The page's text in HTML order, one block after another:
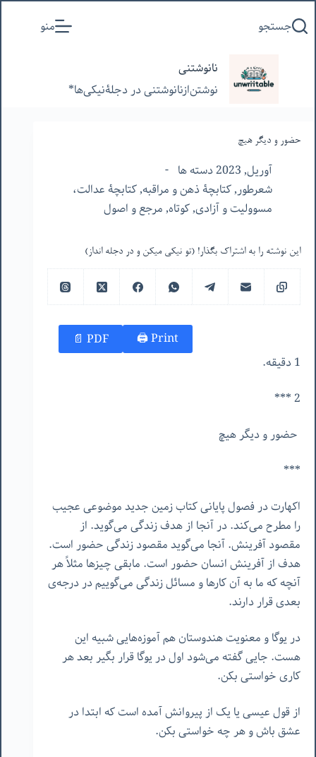
به
جستجو منو
نانوشتنی
نوشتن‌از‌نانوشتنی‌ در‌ دجلۀنیکی‌ها*
حضور و دیگر هیچ
آوریل, 2023 دسته ها
شعرطور,کتابچۀ ذهن و مراقبه,کتابچۀ عدالت،
مسوولیت و آزادی,کوتاه,مرجع و اصول
این نوشته را به اشتراک بگذار! (تو نیکی میکن و در دجله انداز)
Print 🖨
PDF 📄
1 دقیقه.
2 ***
حضور و دیگر هیچ
***
اکهارت در فصول پایانی کتاب زمین جدید موضوعی عجیب
را مطرح می‌کند. در آنجا از هدف زندگی می‌گوید. از
مقصود آفرینش. آنجا می‌گوید مقصود زندگی حضور است.
هدف از آفرینش انسان حضور است. مابقی چیزها مثلاً هر
آنچه که ما به آن کارها و مسائل زندگی می‌گوییم در درجه‌ی
بعدی قرار دارند.
در یوگا و معنویت هندوستان هم آموزه‌هایی شبیه این
هست. جایی گفته می‌شود اول در یوگا قرار بگیر بعد هر
کاری خواستی بکن.
از قول عیسی یا یک از پیروانش آمده است که ابتدا در
عشق باش و هر چه خواستی بکن.